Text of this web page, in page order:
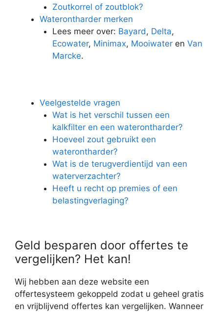
Zoutkorrel of zoutblok?
Waterontharder merken
Lees meer over: Bayard, Delta,
Ecowater, Minimax, Mooiwateren Van
Marcke.
Veelgestelde vragen
Wat is het verschil tussen een
kalkfilter en een waterontharder?
Hoeveel zout gebruikt een
waterontharder?
Wat is de terugverdientijd van een
waterverzachter?
Heeft u recht op premies of een
belastingverlaging?
Geld besparen door offertes te
vergelijken? Het kan!
Wij hebben aan deze website een
offertesysteem gekoppeld zodat u geheel gratis
en vrijblijvend offertes kan vergelijken. Wanneer